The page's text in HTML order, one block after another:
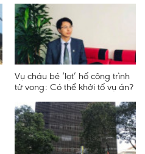
Vụ cháu bé ‘lọt’ hố công trình
tử vong: Có thể khởi tố vụ án?